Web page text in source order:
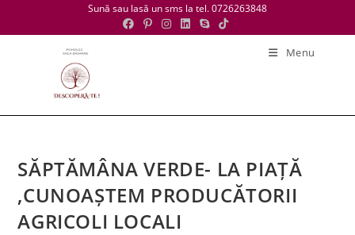
Sună sau lasă un sms la tel. 0726263848
Menu
SĂPTĂMÂNA VERDE- LA PIAȚĂ
,CUNOAȘTEM PRODUCĂTORII
AGRICOLI LOCALI